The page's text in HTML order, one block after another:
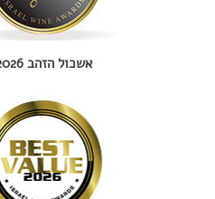
אשכול הזהב 2026